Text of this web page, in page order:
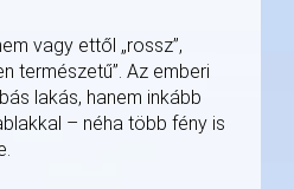
vagy ettől „rossz”,
természetű”. Az emberi
lakás, hanem inkább
– néha több fény is